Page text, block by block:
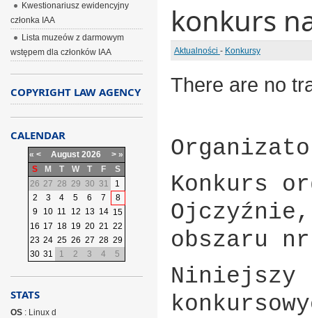
konkurs
Aktualności - Konkursy
There are no
Konkurs
obszaru
Niniejszy
Kwestionariusz ewidencyjny
członka IAA
Lista muzeów z darmowym
wstępem dla członków IAA
COPYRIGHT LAW AGENCY
CALENDAR
« < August 2026 > »
S
M T W T F
S
26 27 28 29 30 31
1
2
3 4 5 6 7
8
9
10 11 12 13 14 15
16 17 18 19 20 21 22
23 24 25 26 27 28 29
30 31 1 2 3 4 5
STATS
OS: Linux d